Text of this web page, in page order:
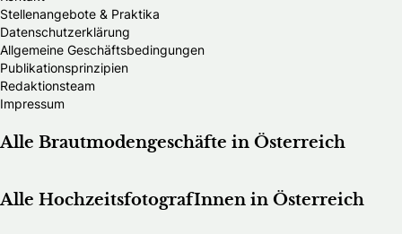
Stellenangebote & Praktika
Datenschutzerklärung
Allgemeine Geschäftsbedingungen
Publikationsprinzipien
Redaktionsteam
Impressum
Alle Brautmodengeschäfte in Österreich
Alle HochzeitsfotografInnen in Österreich